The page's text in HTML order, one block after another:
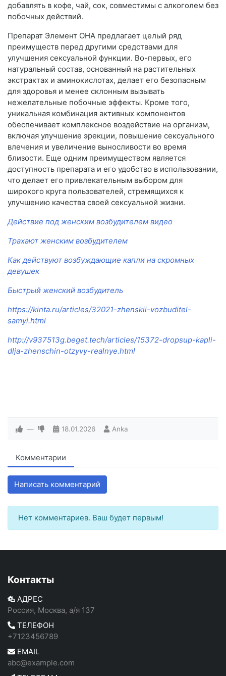
добавлять в кофе, чай, сок, совместимы с алкоголем без
побочных действий.
Препарат Элемент ОНА предлагает целый ряд
преимуществ перед другими средствами для
улучшения сексуальной функции. Во-первых, его
натуральный состав, основанный на растительных
экстрактах и аминокислотах, делает его безопасным
для здоровья и менее склонным вызывать
нежелательные побочные эффекты. Кроме того,
уникальная комбинация активных компонентов
обеспечивает комплексное воздействие на организм,
включая улучшение эрекции, повышение сексуального
влечения и увеличение выносливости во время
близости. Еще одним преимуществом является
доступность препарата и его удобство в использовании,
что делает его привлекательным выбором для
широкого круга пользователей, стремящихся к
улучшению качества своей сексуальной жизни.
Действие под женским возбудителем видео
Трахают женским возбудителем
Как действуют возбуждающие капли на скромных
девушек
Быстрый женский возбудитель
https://kinta.ru/articles/32021-zhenskii-vozbuditel-
samyi.html
http://v937513g.beget.tech/articles/15372-dropsup-kapli-
dlja-zhenschin-otzyvy-realnye.html
— 18.01.2026 Anka
Комментарии
Написать комментарий
Нет комментариев. Ваш будет первым!
Контакты
АДРЕС
Россия, Москва, а/я 137
ТЕЛЕФОН
+7123456789
EMAIL
abc@example.com